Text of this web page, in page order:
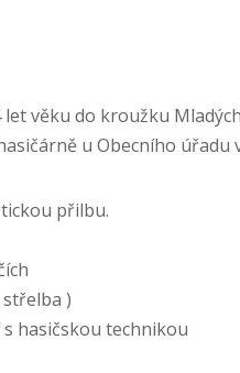
věku do kroužku
u Obecního úřadu
přilbu.
)
hasičskou technikou